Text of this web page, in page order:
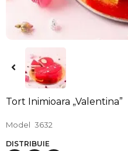
Tort Inimioara „Valentina”
Model 3632
DISTRIBUIE